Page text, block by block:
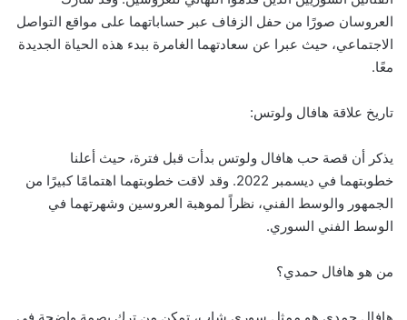
العروسان صورًا من حفل الزفاف عبر حساباتهما على مواقع التواصل
الاجتماعي، حيث عبرا عن سعادتهما الغامرة ببدء هذه الحياة الجديدة
معًا.
تاريخ علاقة هافال ولوتس:
يذكر أن قصة حب هافال ولوتس بدأت قبل فترة، حيث أعلنا
خطوبتهما في ديسمبر 2022. وقد لاقت خطوبتهما اهتمامًا كبيرًا من
الجمهور والوسط الفني، نظراً لموهبة العروسين وشهرتهما في
الوسط الفني السوري.
من هو هافال حمدي؟